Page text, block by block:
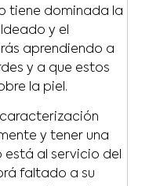
tiene dominada la
y el
aprendiendo a
y a que estos
la piel.
caracterización
y tener una
está al servicio del
faltado a su